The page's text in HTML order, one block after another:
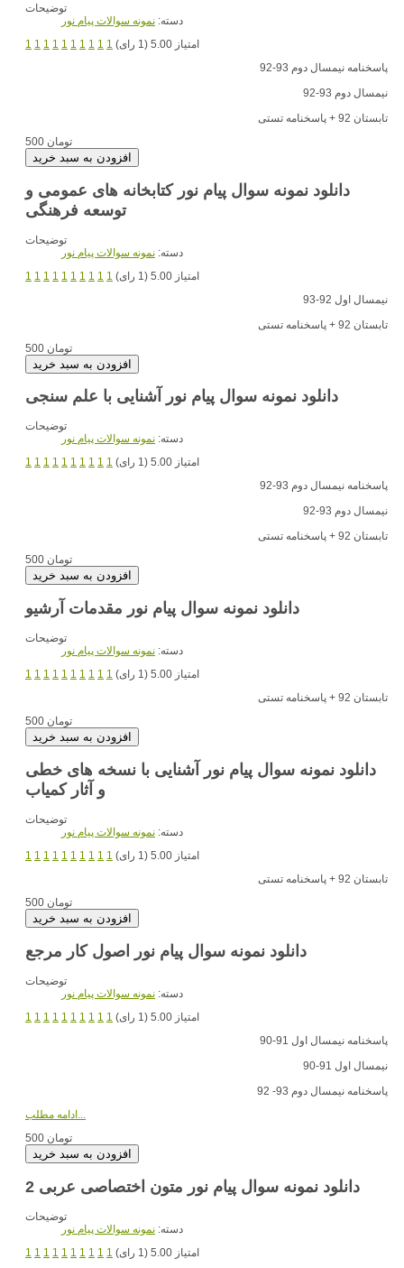
توضیحات
دسته: نمونه سوالات پیام نور
1 1 1 1 1 1 1 1 1 1
امتیاز 5.00 (1 رای)
پاسخنامه نیمسال دوم 93-92
نیمسال دوم 93-92
تابستان 92 + پاسخنامه تستی
500 تومان
دانلود نمونه سوال پیام نور کتابخانه های عمومی و
توسعه فرهنگی
توضیحات
دسته: نمونه سوالات پیام نور
1 1 1 1 1 1 1 1 1 1
امتیاز 5.00 (1 رای)
نیمسال اول 92-93
تابستان 92 + پاسخنامه تستی
500 تومان
دانلود نمونه سوال پیام نور آشنایی با علم سنجی
توضیحات
دسته: نمونه سوالات پیام نور
1 1 1 1 1 1 1 1 1 1
امتیاز 5.00 (1 رای)
پاسخنامه نیمسال دوم 93-92
نیمسال دوم 93-92
تابستان 92 + پاسخنامه تستی
500 تومان
دانلود نمونه سوال پیام نور مقدمات آرشیو
توضیحات
دسته: نمونه سوالات پیام نور
1 1 1 1 1 1 1 1 1 1
امتیاز 5.00 (1 رای)
تابستان 92 + پاسخنامه تستی
500 تومان
دانلود نمونه سوال پیام نور آشنایی با نسخه های خطی
و آثار کمیاب
توضیحات
دسته: نمونه سوالات پیام نور
1 1 1 1 1 1 1 1 1 1
امتیاز 5.00 (1 رای)
تابستان 92 + پاسخنامه تستی
500 تومان
دانلود نمونه سوال پیام نور اصول کار مرجع
توضیحات
دسته: نمونه سوالات پیام نور
1 1 1 1 1 1 1 1 1 1
امتیاز 5.00 (1 رای)
پاسخنامه نیمسال اول 91-90
نیمسال اول 91-90
پاسخنامه نیمسال دوم 93- 92
ادامه مطلب...
500 تومان
دانلود نمونه سوال پیام نور متون اختصاصی عربی 2
توضیحات
دسته: نمونه سوالات پیام نور
1 1 1 1 1 1 1 1 1 1
امتیاز 5.00 (1 رای)